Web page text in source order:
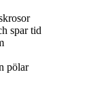
spar tid
pölar